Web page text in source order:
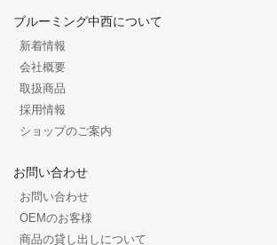
ブルーミング中西について
新着情報
会社概要
取扱商品
採用情報
ショップのご案内
お問い合わせ
お問い合わせ
OEMのお客様
商品の貸し出しについて